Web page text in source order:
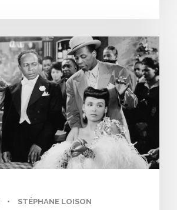
• STÉPHANE LOISON